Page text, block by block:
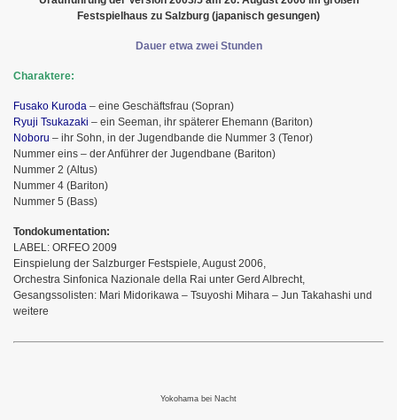
Festspielhaus zu Salzburg (japanisch gesungen)
Dauer etwa zwei Stunden
Charaktere:
Fusako Kuroda – eine Geschäftsfrau (Sopran)
Ryuji Tsukazaki – ein Seeman, ihr späterer Ehemann (Bariton)
Noboru – ihr Sohn, in der Jugendbande die Nummer 3 (Tenor)
Nummer eins – der Anführer der Jugendbane (Bariton)
Nummer 2 (Altus)
Nummer 4 (Bariton)
Nummer 5 (Bass)
Tondokumentation:
LABEL: ORFEO 2009
Einspielung der Salzburger Festspiele, August 2006,
Orchestra Sinfonica Nazionale della Rai unter Gerd Albrecht,
Gesangssolisten: Mari Midorikawa – Tsuyoshi Mihara – Jun Takahashi und
weitere
Yokohama bei Nacht